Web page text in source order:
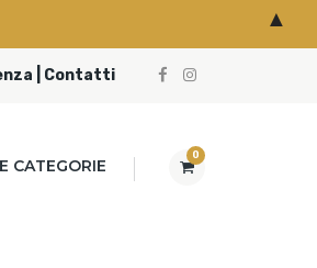
| Contatti
0
CATEGORIE
▲